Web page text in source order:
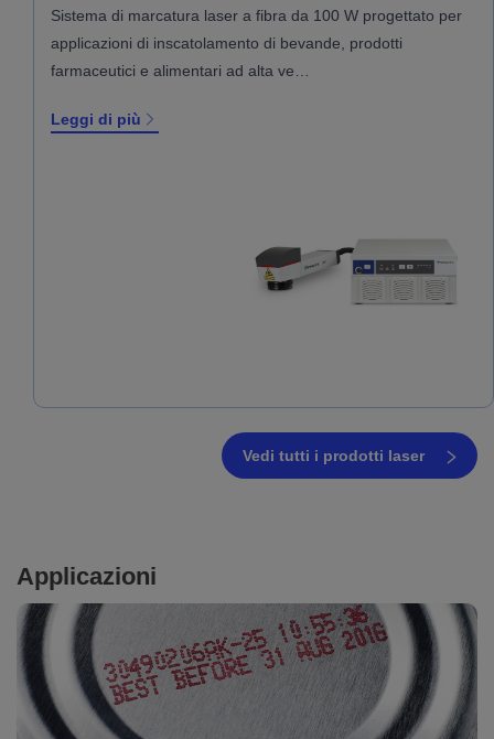
Sistema di marcatura laser a fibra da 100 W progettato per
applicazioni di inscatolamento di bevande, prodotti
farmaceutici e alimentari ad alta ve…
Leggi di più
Vedi tutti i prodotti laser
Applicazioni